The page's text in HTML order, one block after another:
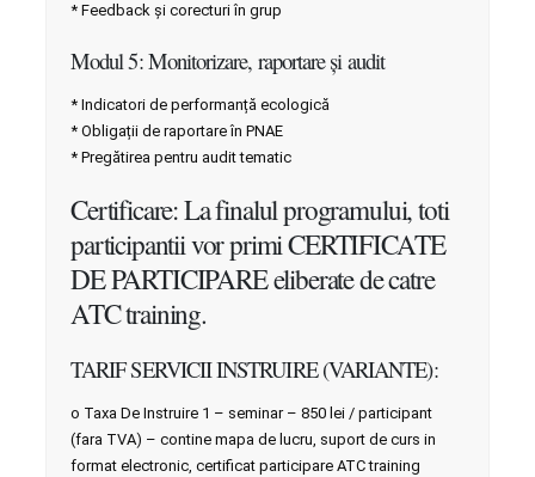
* Feedback și corecturi în grup
Modul 5: Monitorizare, raportare și audit
* Indicatori de performanță ecologică
* Obligații de raportare în PNAE
* Pregătirea pentru audit tematic
Certificare: La finalul programului, toti
participantii vor primi CERTIFICATE
DE PARTICIPARE eliberate de catre
ATC training.
TARIF SERVICII INSTRUIRE (VARIANTE):
o Taxa De Instruire 1 – seminar – 850 lei / participant
(fara TVA) – contine mapa de lucru, suport de curs in
format electronic, certificat participare ATC training